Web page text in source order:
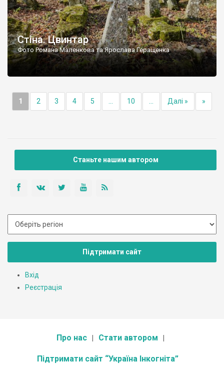
Стіна. Цвинтар
Фото Романа Маленкова та Ярослава Геращенка
1 2 3 4 5 10 Далі » »
Станьте нашим автором
Підтримати сайт
Вхід
Реєстрація
Про нас Стати автором
Підтримати сайт “Україна Інкогніта”